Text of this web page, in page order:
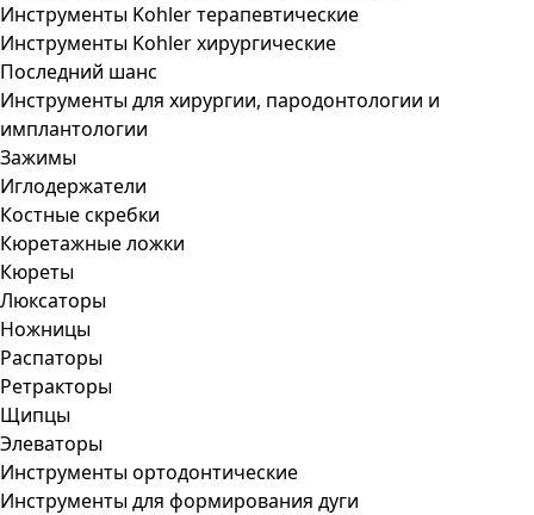
Инструменты Kohler терапевтические
Инструменты Kohler хирургические
Последний шанс
Инструменты для хирургии, пародонтологии и
имплантологии
Зажимы
Иглодержатели
Костные скребки
Кюретажные ложки
Кюреты
Люксаторы
Ножницы
Распаторы
Ретракторы
Щипцы
Элеваторы
Инструменты ортодонтические
Инструменты для формирования дуги